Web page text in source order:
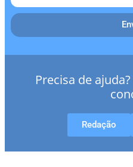
Precisa de
Redação